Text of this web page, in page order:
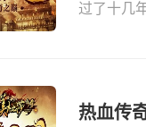
过了十几
热血传